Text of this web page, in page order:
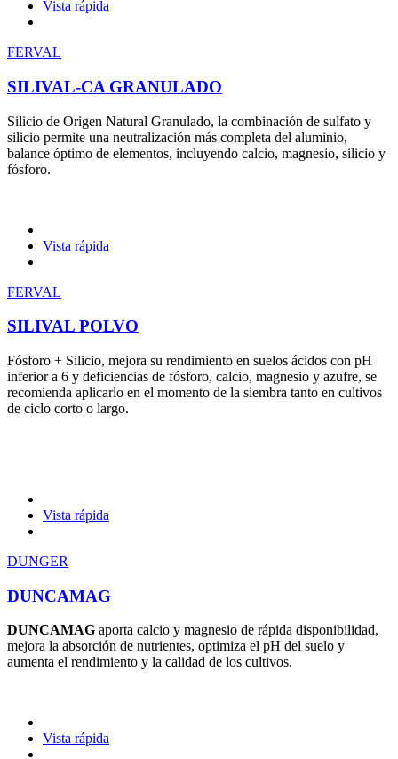
Vista rápida
FERVAL
SILIVAL-CA GRANULADO
Silicio de Origen Natural Granulado, la combinación de sulfato y
silicio permite una neutralización más completa del aluminio,
balance óptimo de elementos, incluyendo calcio, magnesio, silicio y
fósforo.
Vista rápida
FERVAL
SILIVAL POLVO
Fósforo + Silicio, mejora su rendimiento en suelos ácidos con pH
inferior a 6 y deficiencias de fósforo, calcio, magnesio y azufre, se
recomienda aplicarlo en el momento de la siembra tanto en cultivos
de ciclo corto o largo.
Vista rápida
DUNGER
DUNCAMAG
DUNCAMAG aporta calcio y magnesio de rápida disponibilidad,
mejora la absorción de nutrientes, optimiza el pH del suelo y
aumenta el rendimiento y la calidad de los cultivos.
Vista rápida